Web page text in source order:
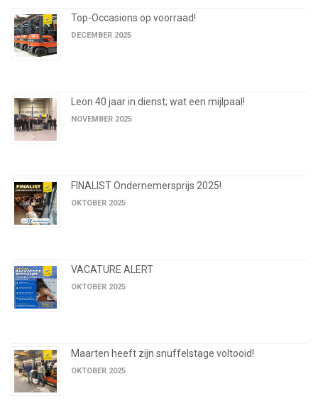
Top-Occasions op voorraad!
DECEMBER 2025
Leon 40 jaar in dienst; wat een mijlpaal!
NOVEMBER 2025
FINALIST Ondernemersprijs 2025!
OKTOBER 2025
VACATURE ALERT
OKTOBER 2025
Maarten heeft zijn snuffelstage voltooid!
OKTOBER 2025